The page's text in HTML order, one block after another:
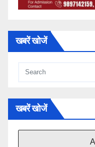
खबरें खोजें
खबरें खोजें